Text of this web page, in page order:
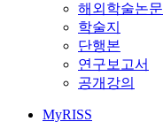
해외학술논문
학술지
단행본
연구보고서
공개강의
MyRISS